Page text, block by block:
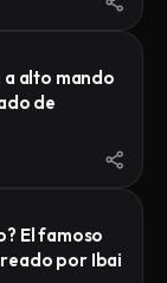
a alto mando
de
El famoso
por Ibai